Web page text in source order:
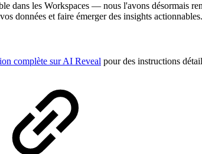
dans les Workspaces — nous l'avons désormais
données et faire émerger des insights actionnables.
complète sur AI Reveal pour des instructions